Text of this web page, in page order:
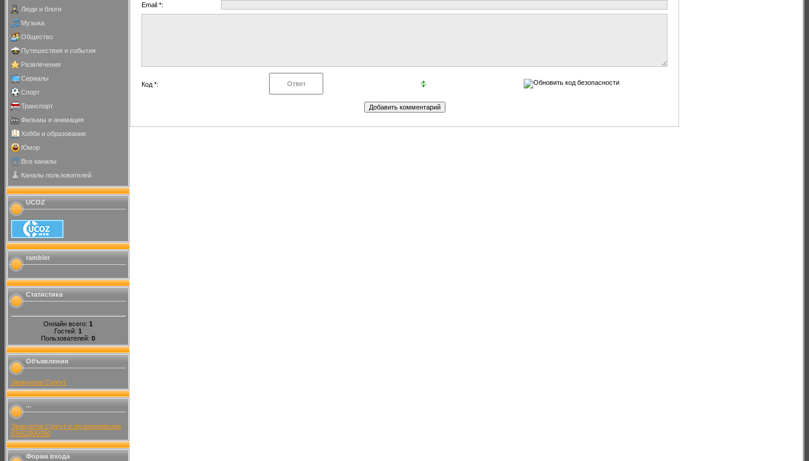
Люди и блоги
Музыка
Общество
Путешествия и события
Развлечения
Сериалы
Спорт
Транспорт
Фильмы и анимация
Хобби и образование
Юмор
Все каналы
Каналы пользователей
UCOZ
rambler
Статистика
Онлайн всего: 1
Гостей: 1
Пользователей: 0
Объявления
Эвакуатор Сургут
...
Эвакуатор Сургут и грузоперевозки
83462900090
Форма входа
Email *:
Код *: